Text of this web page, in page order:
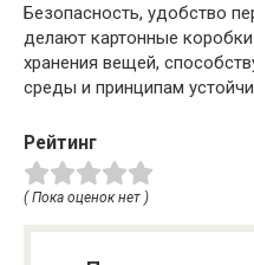
Безопасность, удобство
делают картонные
хранения вещей,
среды и принципам
Рейтинг
( Пока оценок нет )